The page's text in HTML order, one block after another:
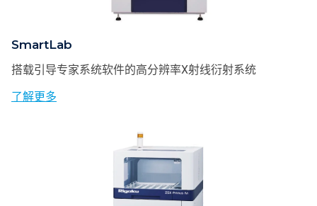
SmartLab
搭载引导专家系统软件的高分辨率X射线衍射系统
了解更多